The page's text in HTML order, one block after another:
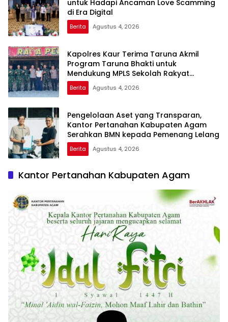
untuk Hadapi Ancaman Love Scamming
di Era Digital
Berita Agustus 4, 2026
Kapolres Kaur Terima Taruna Akmil
Program Taruna Bhakti untuk
Mendukung MPLS Sekolah Rakyat
Kabupaten Kaur
Berita Agustus 4, 2026
Pengelolaan Aset yang Transparan,
Kantor Pertanahan Kabupaten Agam
Serahkan BMN kepada Pemenang Lelang
Berita Agustus 4, 2026
Kantor Pertanahan Kabupaten Agam